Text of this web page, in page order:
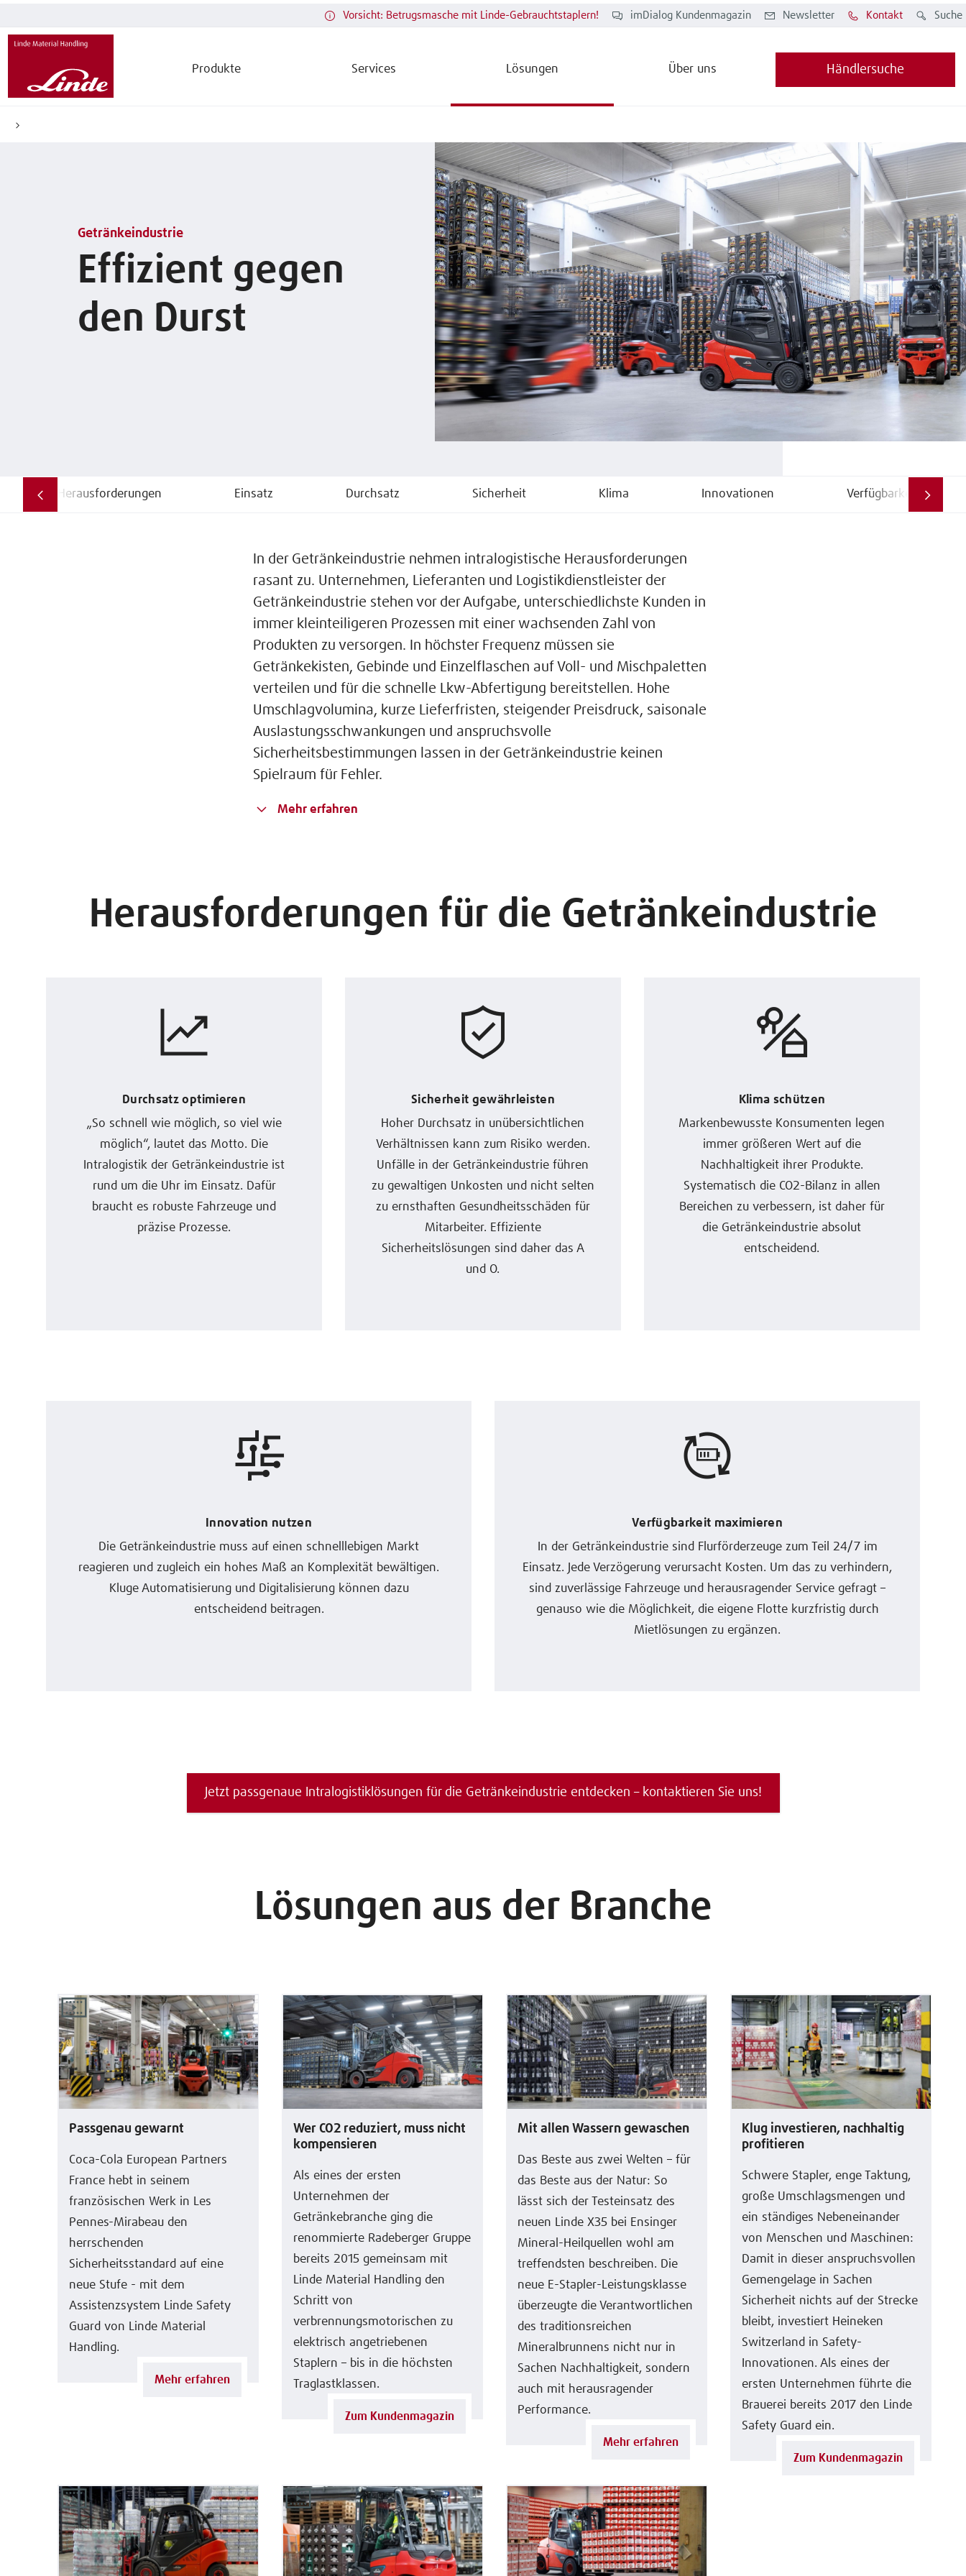
Produkte Services Lösungen Über uns
Suche
Kontakt
Newsletter
imDialog Kundenmagazin
Vorsicht: Betrugsmasche mit Linde-Gebrauchtstaplern!
Händlersuche
Getränkeindustrie
Effizient gegen
den Durst
Herausforderungen Einsatz Durchsatz Sicherheit Klima Innovationen Verfügbarkeit
In der Getränkeindustrie nehmen intralogistische Herausforderungen
rasant zu. Unternehmen, Lieferanten und Logistikdienstleister der
Getränkeindustrie stehen vor der Aufgabe, unterschiedlichste Kunden in
immer kleinteiligeren Prozessen mit einer wachsenden Zahl von
Produkten zu versorgen. In höchster Frequenz müssen sie
Getränkekisten, Gebinde und Einzelflaschen auf Voll- und Mischpaletten
verteilen und für die schnelle Lkw-Abfertigung bereitstellen. Hohe
Umschlagvolumina, kurze Lieferfristen, steigender Preisdruck, saisonale
Auslastungsschwankungen und anspruchsvolle
Sicherheitsbestimmungen lassen in der Getränkeindustrie keinen
Spielraum für Fehler.
Mehr erfahren
Herausforderungen für die Getränkeindustrie
Durchsatz optimieren
„So schnell wie möglich, so viel wie
möglich“, lautet das Motto. Die
Intralogistik der Getränkeindustrie ist
rund um die Uhr im Einsatz. Dafür
braucht es robuste Fahrzeuge und
präzise Prozesse.
Sicherheit gewährleisten
Hoher Durchsatz in unübersichtlichen
Verhältnissen kann zum Risiko werden.
Unfälle in der Getränkeindustrie führen
zu gewaltigen Unkosten und nicht selten
zu ernsthaften Gesundheitsschäden für
Mitarbeiter. Effiziente
Sicherheitslösungen sind daher das A
und O.
Klima schützen
Markenbewusste Konsumenten legen
immer größeren Wert auf die
Nachhaltigkeit ihrer Produkte.
Systematisch die CO2-Bilanz in allen
Bereichen zu verbessern, ist daher für
die Getränkeindustrie absolut
entscheidend.
Innovation nutzen
Die Getränkeindustrie muss auf einen schnelllebigen Markt
reagieren und zugleich ein hohes Maß an Komplexität bewältigen.
Kluge Automatisierung und Digitalisierung können dazu
entscheidend beitragen.
Verfügbarkeit maximieren
In der Getränkeindustrie sind Flurförderzeuge zum Teil 24/7 im
Einsatz. Jede Verzögerung verursacht Kosten. Um das zu verhindern,
sind zuverlässige Fahrzeuge und herausragender Service gefragt –
genauso wie die Möglichkeit, die eigene Flotte kurzfristig durch
Mietlösungen zu ergänzen.
Jetzt passgenaue Intralogistiklösungen für die Getränkeindustrie entdecken – kontaktieren Sie uns!
Lösungen aus der Branche
Passgenau gewarnt
Coca-Cola European Partners
France hebt in seinem
französischen Werk in Les
Pennes-Mirabeau den
herrschenden
Sicherheitsstandard auf eine
neue Stufe - mit dem
Assistenzsystem Linde Safety
Guard von Linde Material
Handling.
Mehr erfahren
Wer CO2 reduziert, muss nicht
kompensieren
Als eines der ersten
Unternehmen der
Getränkebranche ging die
renommierte Radeberger Gruppe
bereits 2015 gemeinsam mit
Linde Material Handling den
Schritt von
verbrennungsmotorischen zu
elektrisch angetriebenen
Staplern – bis in die höchsten
Traglastklassen.
Zum Kundenmagazin
Mit allen Wassern gewaschen
Das Beste aus zwei Welten – für
das Beste aus der Natur: So
lässt sich der Testeinsatz des
neuen Linde X35 bei Ensinger
Mineral-Heilquellen wohl am
treffendsten beschreiben. Die
neue E-Stapler-Leistungsklasse
überzeugte die Verantwortlichen
des traditionsreichen
Mineralbrunnens nicht nur in
Sachen Nachhaltigkeit, sondern
auch mit herausragender
Performance.
Mehr erfahren
Klug investieren, nachhaltig
profitieren
Schwere Stapler, enge Taktung,
große Umschlagsmengen und
ein ständiges Nebeneinander
von Menschen und Maschinen:
Damit in dieser anspruchsvollen
Gemengelage in Sachen
Sicherheit nichts auf der Strecke
bleibt, investiert Heineken
Switzerland in Safety-
Innovationen. Als eines der
ersten Unternehmen führte die
Brauerei bereits 2017 den Linde
Safety Guard ein.
Zum Kundenmagazin